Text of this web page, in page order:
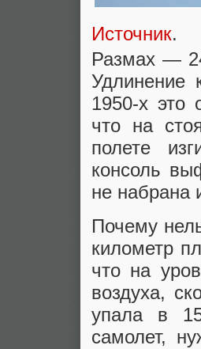
Источник.
Размах —
Удлинение
1950-х это
что на
полете
консоль
не набрана
Почему
километр
что на
воздуха,
упала в
самолет,